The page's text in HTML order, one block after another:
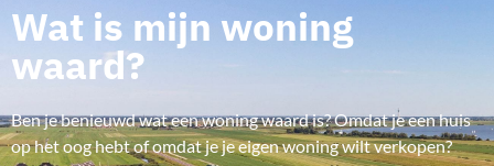
Wat is mijn woning
waard?
Ben je benieuwd wat een woning waard is? Omdat je een huis
op het oog hebt of omdat je je eigen woning wilt verkopen?